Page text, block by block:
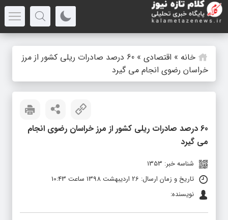
خانه » اقتصادی »
60 درصد صادرات ریلی کشور از مرز
خراسان رضوی انجام می گیرد
60 درصد صادرات ریلی کشور از مرز خراسان رضوی انجام
می گیرد
شناسه خبر: 1353
تاریخ و زمان ارسال: 26 اردیبهشت 1398 ساعت 10:43
نویسنده: